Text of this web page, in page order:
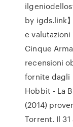
by igds.link
e
Cinque
recensioni
fornite dagli
Hobbit - La
(2014)
Torrent. Il